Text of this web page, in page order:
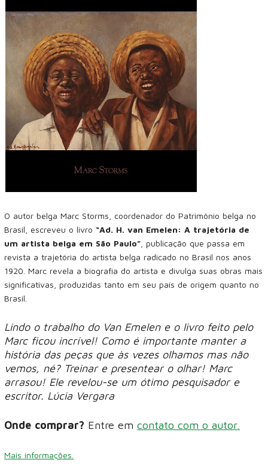
O autor belga Marc Storms, coordenador do Patrimônio belga no
Brasil, escreveu o livro “Ad. H. van Emelen: A trajetória de
um artista belga em São Paulo”, publicação que passa em
revista a trajetória do artista belga radicado no Brasil nos anos
1920. Marc revela a biografia do artista e divulga suas obras mais
significativas, produzidas tanto em seu país de origem quanto no
Brasil.
Lindo o trabalho do Van Emelen e o livro feito pelo
Marc ficou incrível! Como é importante manter a
história das peças que às vezes olhamos mas não
vemos, né? Treinar e presentear o olhar! Marc
arrasou! Ele revelou-se um ótimo pesquisador e
escritor. Lúcia Vergara
Onde comprar? Entre em contato com o autor.
Mais informações.